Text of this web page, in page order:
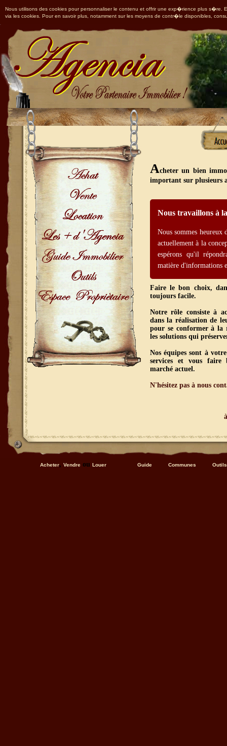
Nous utilisons des cookies pour personnaliser le contenu et offrir une exp�rience plus
via les cookies. Pour en savoir plus, notamment sur les moyens de contr�le disponibles,
Acheter un bien
important sur plusieurs
Nous travaillons à
Nous sommes heureux
actuellement à la
espérons qu'il
matière d'informations
Faire le bon choix,
toujours facile.
Notre rôle consiste à
dans la réalisation de
pour se conformer à la
les solutions qui
Nos équipes sont à
services et vous faire
marché actuel.
N'hésitez pas à nous
Acheter,Vendre ouLouer Guide Communes Outils